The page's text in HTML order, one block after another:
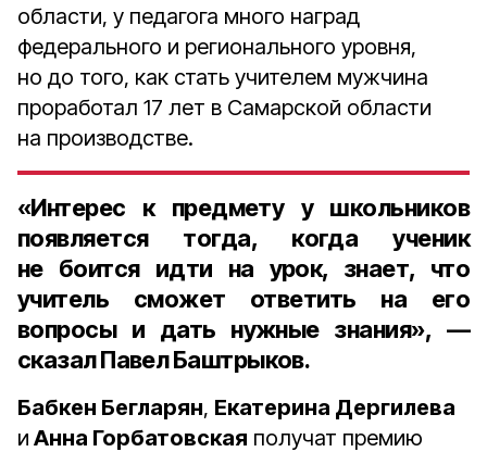
области, у педагога много наград
федерального и регионального уровня,
но до того, как стать учителем мужчина
проработал 17 лет в Самарской области
на производстве.
«Интерес к предмету у школьников
появляется тогда, когда ученик
не боится идти на урок, знает, что
учитель сможет ответить на его
вопросы и дать нужные знания», —
сказал Павел Баштрыков.
Бабкен Бегларян, Екатерина Дергилева
и Анна Горбатовская получат премию